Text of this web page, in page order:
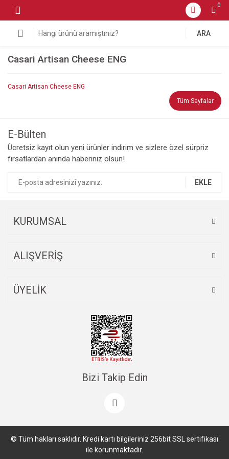
0
ARA
Casari Artisan Cheese ENG
Casari Artisan Cheese ENG
Tüm Sayfalar
E-Bülten
Ücretsiz kayıt olun yeni ürünler indirim ve sizlere özel sürpriz
fırsatlardan anında haberiniz olsun!
EKLE
KURUMSAL
ALIŞVERİŞ
ÜYELİK
Bizi Takip Edin
© Tüm hakları saklıdır. Kredi kartı bilgileriniz 256bit SSL sertifikası
ile korunmaktadır.